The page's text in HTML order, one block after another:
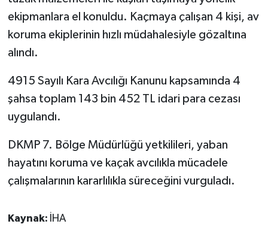
ekipmanlara el konuldu. Kaçmaya çalışan 4 kişi, av
koruma ekiplerinin hızlı müdahalesiyle gözaltına
alındı.
4915 Sayılı Kara Avcılığı Kanunu kapsamında 4
şahsa toplam 143 bin 452 TL idari para cezası
uygulandı.
DKMP 7. Bölge Müdürlüğü yetkilileri, yaban
hayatını koruma ve kaçak avcılıkla mücadele
çalışmalarının kararlılıkla süreceğini vurguladı.
Kaynak: İHA